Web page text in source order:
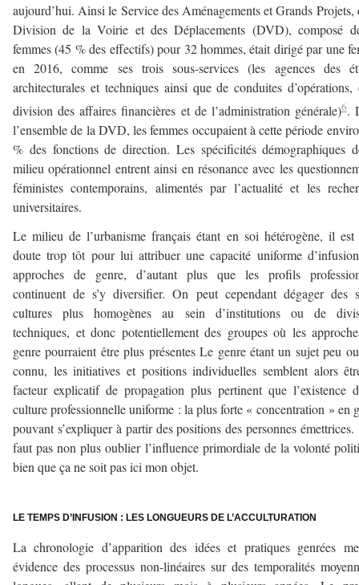
aujourd’hui. Ainsi le Service des Aménagements et Grands Projets,
Division de la Voirie et des Déplacements (DVD), composé
femmes (45 % des effectifs) pour 32 hommes, était dirigé par une
en 2016, comme ses trois sous-services (les agences des
architecturales et techniques ainsi que de conduites
division des affaires financières et de l’administration générale)6.
l’ensemble de la DVD, les femmes occupaient à cette période
% des fonctions de direction. Les spécificités démographiques
milieu opérationnel entrent ainsi en résonance avec les
féministes contemporains, alimentés par l’actualité et les
universitaires.
Le milieu de l’urbanisme français étant en soi hétérogène, il est
doute trop tôt pour lui attribuer une capacité uniforme
approches de genre, d’autant plus que les profils
continuent de s’y diversifier. On peut cependant dégager des
cultures plus homogènes au sein d’institutions ou de
techniques, et donc potentiellement des groupes où les
genre pourraient être plus présentes Le genre étant un sujet peu
connu, les initiatives et positions individuelles semblent alors
facteur explicatif de propagation plus pertinent que l’existence
culture professionnelle uniforme : la plus forte « concentration » en
pouvant s’expliquer à partir des positions des personnes
faut pas non plus oublier l’influence primordiale de la volonté
bien que ça ne soit pas ici mon objet.
LE TEMPS D’INFUSION : LES LONGUEURS DE L’ACCULTURATION
La chronologie d’apparition des idées et pratiques genrées
évidence des processus non-linéaires sur des temporalités